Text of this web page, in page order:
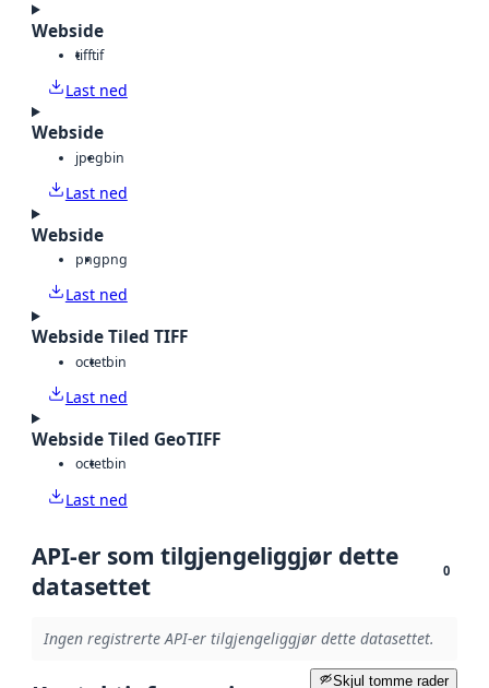
Webside
tifftif
Last ned
Webside
jpegbin
Last ned
Webside
pngpng
Last ned
Webside Tiled TIFF
octetbin
Last ned
Webside Tiled GeoTIFF
octetbin
Last ned
API-er som tilgjengeliggjør dette
datasettet
0
Ingen registrerte API-er tilgjengeliggjør dette datasettet.
Skjul tomme rader